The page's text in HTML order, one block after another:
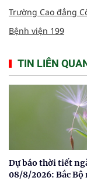
Trường Cao đẳng
Bệnh viện 199
TIN LIÊN
Dự báo thời tiết
08/8/2026: Bắc Bộ